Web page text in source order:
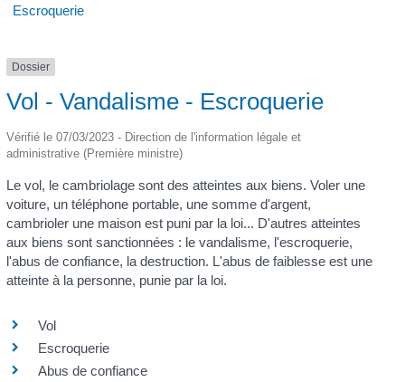
Escroquerie
Dossier
Vol - Vandalisme - Escroquerie
Vérifié le 07/03/2023 - Direction de l'information légale et
administrative (Première ministre)
Le vol, le cambriolage sont des atteintes aux biens. Voler une
voiture, un téléphone portable, une somme d'argent,
cambrioler une maison est puni par la loi... D'autres atteintes
aux biens sont sanctionnées : le vandalisme, l'escroquerie,
l'abus de confiance, la destruction. L'abus de faiblesse est une
atteinte à la personne, punie par la loi.
Vol
Escroquerie
Abus de confiance